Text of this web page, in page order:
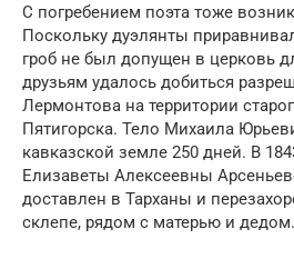
С погребением поэта тоже
Поскольку дуэлянты
гроб не был допущен в церковь
друзьям удалось добиться
Лермонтова на территории
Пятигорска. Тело Михаила
кавказской земле 250 дней. В
Елизаветы Алексеевны
доставлен в Тарханы и
склепе, рядом с матерью и дедом.